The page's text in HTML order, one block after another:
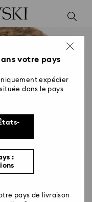
votre pays
expédier
dans le pays
:
pays de livraison